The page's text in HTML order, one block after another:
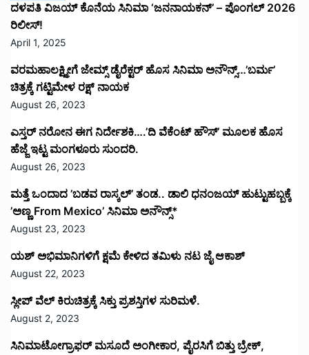
ದಳಪತಿ ವಿಜಯ್‌ ಕೊನೆಯ ಸಿನಿಮಾ ‘ಜನನಾಯಕನ್’ – ಪೊಂಗಲ್ 2026
ರಿಲೀಸ್!
April 1, 2025
ವರಮಹಾಲಕ್ಷ್ಮೀಗೆ ಜೇಮ್ಸ್ ಡೈರೆಕ್ಟರ್ ಹೊಸ ಸಿನಿಮಾ ಅನೌನ್ಸ್…’ಬರ್ಮ’
ಚಿತ್ರಕ್ಕೆ ಗಟ್ಟಿಮೇಳ ರಕ್ಷ್ ನಾಯಕ
August 26, 2023
ಎಸ್ತರ್ ನರೋನ ಈಗ ನಿರ್ದೇಶಕಿ….’ದಿ ವೆಕೆಂಟ್ ಹೌಸ್‌’‌ ಮೂಲಕ ಹೊಸ
ಹೆಜ್ಜೆ ಇಟ್ಟ ಮಂಗಳೂರು ಸುಂದರಿ.
August 26, 2023
ಮತ್ತೆ ಒಂದಾದ ’ಬಡವ ರಾಸ್ಕಲ್’ ತಂಡ.. ಡಾಲಿ ಧನಂಜಯ್ ಹುಟ್ಟುಹಬ್ಬಕ್ಕೆ
’ಅಣ್ಣ From Mexico’ ಸಿನಿಮಾ ಅನೌನ್ಸ್*
August 23, 2023
ಯಶ್ ಅಭಿಮಾನಿಗಳಿಗೆ ಕ್ಷಮೆ ಕೇಳಿದ ತಮಿಳು ನಟ ಜೈ ಆಕಾಶ್
August 22, 2023
ಸ್ಲೀಪ್ ವೆಲ್ ಕಿರುಚಿತ್ರಕ್ಕೆ ಸಿಕ್ತು ಪ್ರಶಸ್ತಿಗಳ ಸುರಿಮಳೆ.
August 2, 2023
ಸಿನಿಮಾಟೋಗ್ರಾಫರ್ ಮಸೂದೆ ಅಂಗೀಕಾರ, ಪೈರಸಿಗೆ ಬಿತ್ತು ಬ್ರೇಕ್,